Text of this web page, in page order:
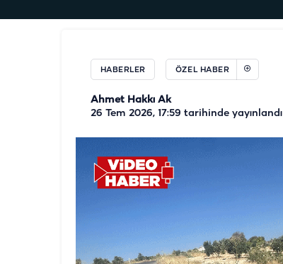
HABERLER ÖZEL HABER
Ahmet Hakkı Ak
26 Tem 2026, 17:59 tarihinde yayınlandı